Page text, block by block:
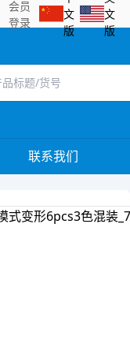
会员
登录
文
版
文
版
联系我们